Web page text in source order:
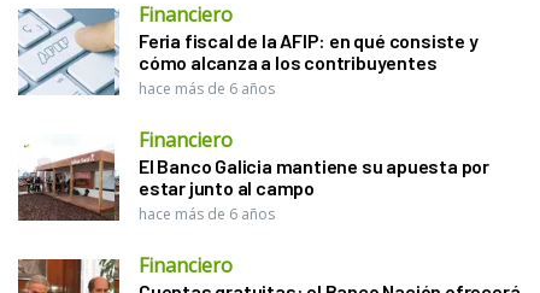
Financiero
Feria fiscal de la AFIP: en qué consiste y
cómo alcanza a los contribuyentes
hace más de 6 años
Financiero
El Banco Galicia mantiene su apuesta por
estar junto al campo
hace más de 6 años
Financiero